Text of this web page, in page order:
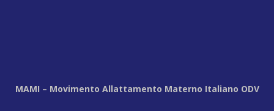
MAMI – Movimento Allattamento Materno Italiano ODV